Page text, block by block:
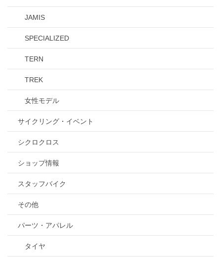
JAMIS
SPECIALIZED
TERN
TREK
女性モデル
サイクリング・イベント
シクロクロス
ショップ情報
スタッフバイク
その他
パーツ・アパレル
タイヤ